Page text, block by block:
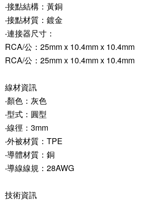
‧接點結構：黃銅
‧接點材質：鍍金
‧連接器尺寸：
RCA/公：25mm x 10.4mm x 10.4mm
RCA/公：25mm x 10.4mm x 10.4mm
線材資訊
‧顏色：灰色
‧型式：圓型
‧線徑：3mm
‧外被材質：TPE
‧導體材質：銅
‧導線線規：28AWG
技術資訊